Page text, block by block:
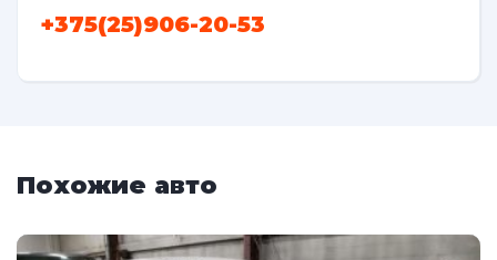
+375(25)906-20-53
Похожие авто